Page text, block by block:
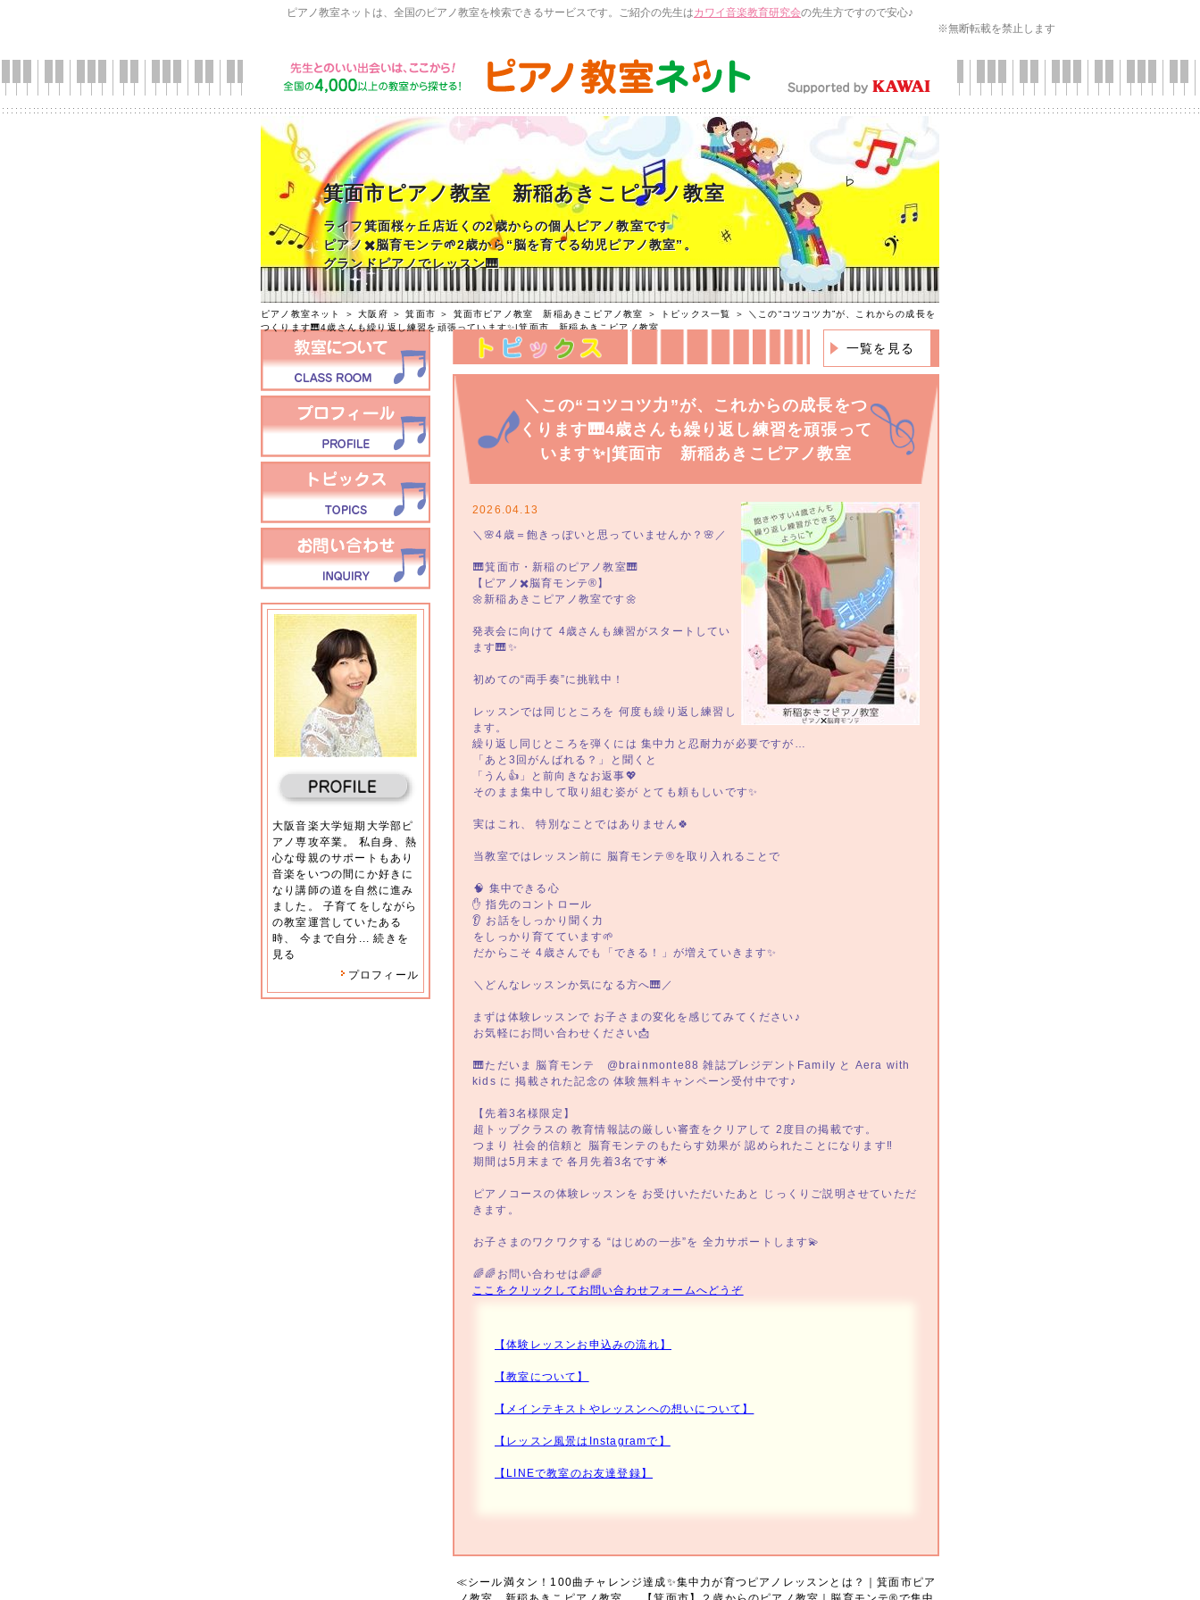
ピアノ教室ネットは、全国のピアノ教室を検索できるサービスです。ご紹介の先生はカワイ音楽教育研究会の先生方ですので安心♪
※無断転載を禁止します
箕面市ピアノ教室 新稲あきこピアノ教室
ライフ箕面桜ヶ丘店近くの2歳からの個人ピアノ教室です
ピアノ✖️脳育モンテ🌱2歳から“脳を育てる幼児ピアノ教室”。
グランドピアノでレッスン🎹
ピアノ教室ネット ＞大阪府 ＞箕面市 ＞ 箕面市ピアノ教室 新稲あきこピアノ教室 ＞ トピックス一覧
＞ ＼この“コツコツ力”が、これからの成長を
つくります🎹4歳さんも繰り返し練習を頑張っています✨|箕面市 新稲あきこピアノ教室
大阪音楽大学短期大学部ピ
アノ専攻卒業。 私自身、熱
心な母親のサポートもあり
音楽をいつの間にか好きに
なり講師の道を自然に進み
ました。 子育てをしながら
の教室運営していたある
時、 今まで自分...続きを
見る
プロフィール
一覧を見る
＼この“コツコツ力”が、これからの成長をつ
くります🎹4歳さんも繰り返し練習を頑張って
います✨|箕面市 新稲あきこピアノ教室
2026.04.13
＼🌸4歳＝飽きっぽいと思っていませんか？🌸／
⁡🎹箕面市・新稲のピアノ教室🎹
【ピアノ✖️脳育モンテ®︎】
🌼新稲あきこピアノ教室です🌼
発表会に向けて 4歳さんも練習がスタートしてい
ます🎹✨
⁡初めての“両手奏”に挑戦中！
⁡レッスンでは同じところを 何度も繰り返し練習し
ます。
繰り返し同じところを弾くには 集中力と忍耐力が必要ですが…
⁡「あと3回がんばれる？」と聞くと
「うん👍」と前向きなお返事💖
⁡そのまま集中して取り組む姿が とても頼もしいです✨
⁡実はこれ、 特別なことではありません🍀
⁡当教室ではレッスン前に 脳育モンテ®︎を取り入れることで
⁡🧠 集中できる心
✋ 指先のコントロール
👂 お話をしっかり聞く力
⁡をしっかり育てています🌱
⁡だからこそ 4歳さんでも「できる！」が増えていきます✨
⁡＼どんなレッスンか気になる方へ🎹／
まずは体験レッスンで お子さまの変化を感じてみてください♪
⁡お気軽にお問い合わせください📩
⁡🎹ただいま 脳育モンテ @brainmonte88 雑誌プレジデントFamily と Aera with
kids に 掲載された記念の 体験無料キャンペーン受付中です♪
⁡【先着3名様限定】
⁡超トップクラスの 教育情報誌の厳しい審査をクリアして 2度目の掲載です。
⁡つまり ⁡社会的信頼と 脳育モンテのもたらす効果が 認められたことになります‼️
⁡期間は5月末まで 各月先着3名です🌟
⁡ピアノコースの体験レッスンを お受けいただいたあと じっくりご説明させていただ
きます。
⁡お子さまのワクワクする “はじめの一歩”を 全力サポートします💫
⁡🌈🌈お問い合わせは🌈🌈
ここをクリックしてお問い合わせフォームへどうぞ
【体験レッスンお申込みの流れ】
【教室について】
【メインテキストやレッスンへの想いについて】
【レッスン風景はInstagramで】
【LINEで教室のお友達登録】
≪シール満タン！100曲チャレンジ達成✨集中力が育つピアノレッスンとは？｜箕面市ピア